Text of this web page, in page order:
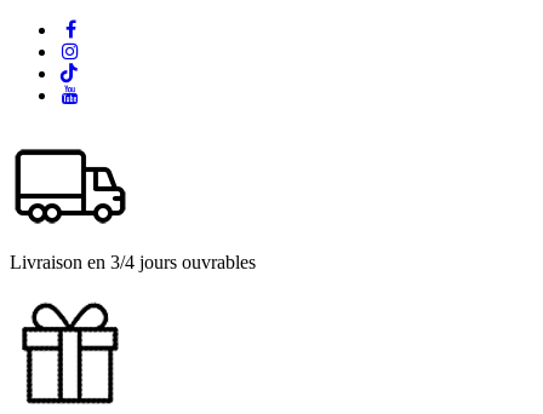
Livraison en 3/4 jours ouvrables